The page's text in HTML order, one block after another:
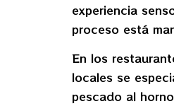
experiencia
proceso está
En los
locales se
pescado al